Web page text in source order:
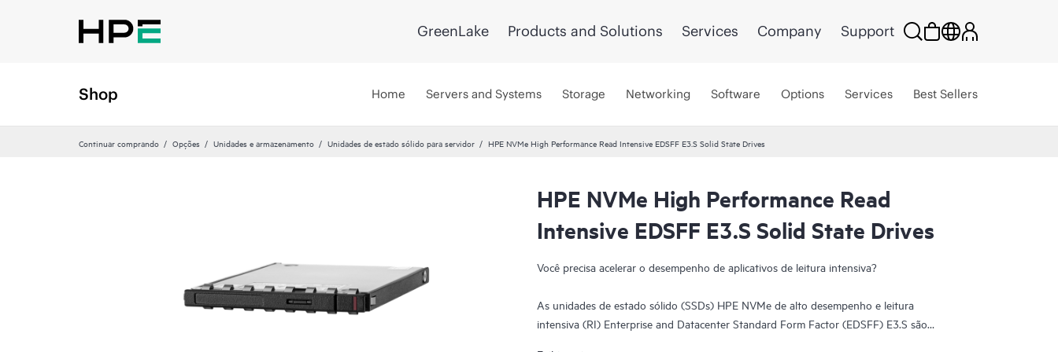
GreenLake Products and Solutions Services Company Support
Shop Home Servers and Systems Storage Networking Software Options Services Best Sellers
Continuar comprando Opções Unidades e armazenamento Unidades de estado sólido para servidor HPE NVMe High Performance Read Intensive EDSFF E3.S Solid State Drives
HPE NVMe High Performance Read
Intensive EDSFF E3.S Solid State Drives
Você precisa acelerar o desempenho de aplicativos de leitura intensiva?
As unidades de estado sólido (SSDs) HPE NVMe de alto desempenho e leitura
intensiva (RI) Enterprise and Datacenter Standard Form Factor (EDSFF) E3.S são